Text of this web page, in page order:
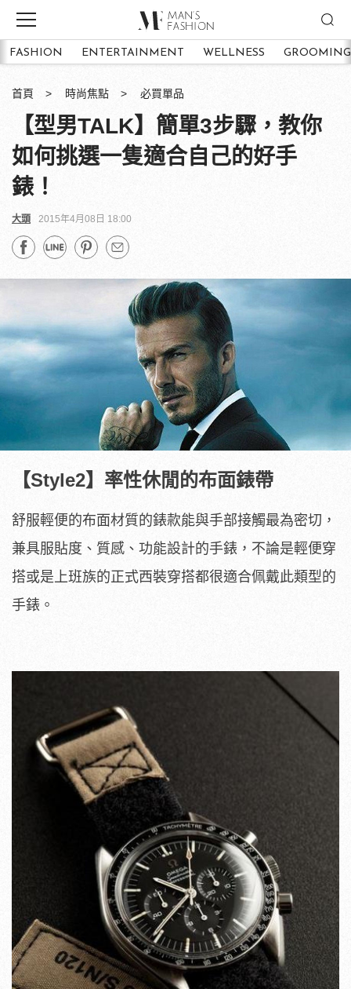
FASHION ENTERTAINMENT WELLNESS GROOMING
首頁 時尚焦點 必買單品
【型男TALK】簡單3步驟，教你
如何挑選一隻適合自己的好手
錶！
大頭 2015年4月08日 18:00
【Style2】率性休閒的布面錶帶
舒服輕便的布面材質的錶款能與手部接觸最為密切，
兼具服貼度、質感、功能設計的手錶，不論是輕便穿
搭或是上班族的正式西裝穿搭都很適合佩戴此類型的
手錶。